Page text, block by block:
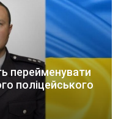
перейменувати
поліцейського